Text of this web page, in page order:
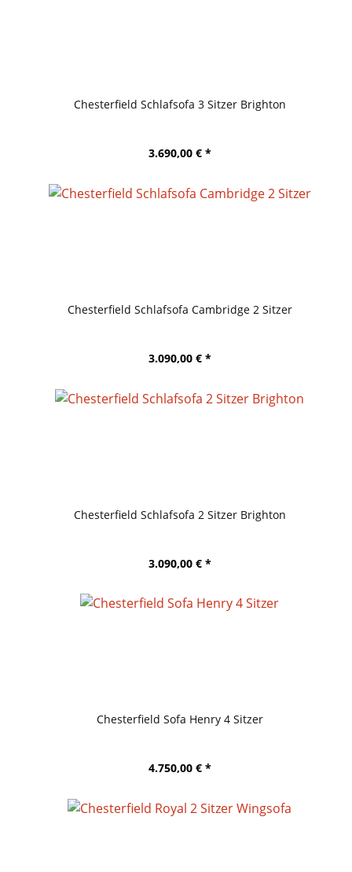
Chesterfield Schlafsofa 3 Sitzer Brighton
3.690,00 € *
Chesterfield Schlafsofa Cambridge 2 Sitzer
3.090,00 € *
Chesterfield Schlafsofa 2 Sitzer Brighton
3.090,00 € *
Chesterfield Sofa Henry 4 Sitzer
4.750,00 € *